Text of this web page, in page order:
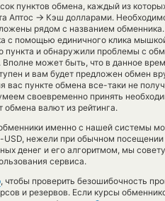
пунктов обмена, каждый из
Аптос → Кэш долларами.
рядом с названием
с помощью единичного клика
и обнаружили проблемы с
может быть, что в данное
и вам будет предложен обмен
вас пункте обмена все-таки не
своевременно принять
валют из рейтинга.
именно с нашей системы
USD, нежели при обычном посещении
денег и его алгоритмом, мы
сервиса.
, чтобы проверить безошибочность
и резервов. Если курсы